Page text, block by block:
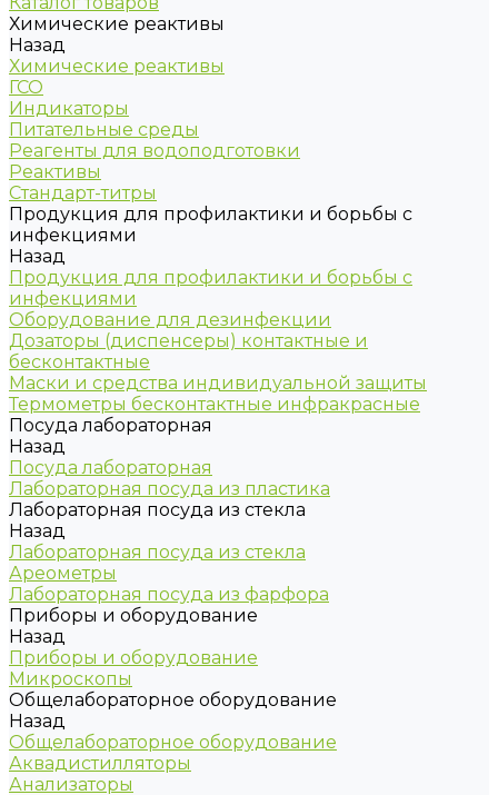
Химические реактивы
Назад
Химические реактивы
ГСО
Индикаторы
Питательные среды
Реагенты для водоподготовки
Реактивы
Стандарт-титры
Продукция для профилактики и борьбы с
инфекциями
Назад
Продукция для профилактики и борьбы с
инфекциями
Оборудование для дезинфекции
Дозаторы (диспенсеры) контактные и
бесконтактные
Маски и средства индивидуальной защиты
Термометры бесконтактные инфракрасные
Посуда лабораторная
Назад
Посуда лабораторная
Лабораторная посуда из пластика
Лабораторная посуда из стекла
Назад
Лабораторная посуда из стекла
Ареометры
Лабораторная посуда из фарфора
Приборы и оборудование
Назад
Приборы и оборудование
Микроскопы
Общелабораторное оборудование
Назад
Общелабораторное оборудование
Аквадистилляторы
Анализаторы